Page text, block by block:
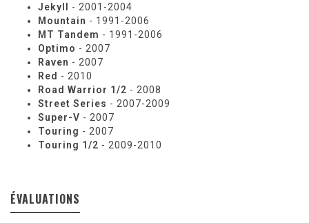
Jekyll
- 2001-2004
Mountain - 1991-2006
MT Tandem - 1991-2006
Optimo - 2007
Raven - 2007
Red - 2010
Road Warrior 1/2 - 2008
Street Series - 2007-2009
Super-V - 2007
Touring - 2007
Touring 1/2 - 2009-2010
ÉVALUATIONS